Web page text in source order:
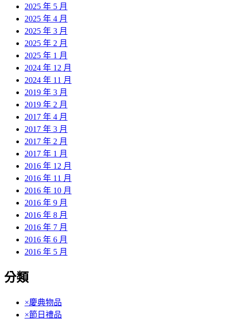
2025 年 5 月
2025 年 4 月
2025 年 3 月
2025 年 2 月
2025 年 1 月
2024 年 12 月
2024 年 11 月
2019 年 3 月
2019 年 2 月
2017 年 4 月
2017 年 3 月
2017 年 2 月
2017 年 1 月
2016 年 12 月
2016 年 11 月
2016 年 10 月
2016 年 9 月
2016 年 8 月
2016 年 7 月
2016 年 6 月
2016 年 5 月
分類
×慶典物品
×節日禮品